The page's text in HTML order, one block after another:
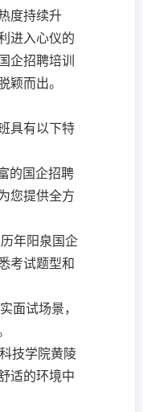
度持续升
进入心仪的
企招聘培训
颖而出。
具有以下特
的国企招聘
您提供全方
年阳泉国企
考试题型和
面试场景，
技学院黄陵
适的环境中